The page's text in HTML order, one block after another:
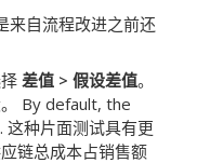
来自流程改进之前还
差值 > 假设差值。
By default, the
种片面测试具有更
链总成本占销售额